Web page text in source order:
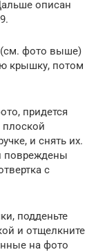
описан
(см. фото выше)
крышку, потом
придется
плоской
и снять их.
повреждены
с
подденьте
и отщелкните
на фото